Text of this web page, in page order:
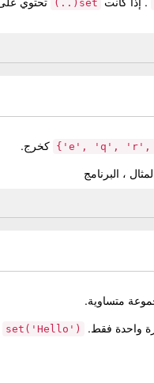
set(..)
كخرج.
، البرنامج
متساوية.
واحدة فقط.
set('Hello')